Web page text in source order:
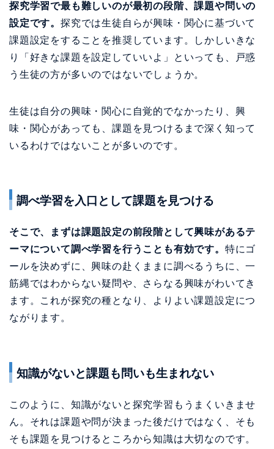
探究学習で最も難しいのが最初の段階、課題や問いの
設定です。 探究では生徒自らが興味・関心に基づいて
課題設定をすることを推奨しています。しかしいきな
り「好きな課題を設定していいよ」といっても、戸惑
う生徒の方が多いのではないでしょうか。
生徒は自分の興味・関心に自覚的でなかったり、興
味・関心があっても、課題を見つけるまで深く知って
いるわけではないことが多いのです。
調べ学習を入口として課題を見つける
そこで、まずは課題設定の前段階として興味があるテ
ーマについて調べ学習を行うことも有効です。 特にゴ
ールを決めずに、興味の赴くままに調べるうちに、一
筋縄ではわからない疑問や、さらなる興味がわいてき
ます。これが探究の種となり、よりよい課題設定につ
ながります。
知識がないと課題も問いも生まれない
このように、知識がないと探究学習もうまくいきませ
ん。それは課題や問が決まった後だけではなく、そも
そも課題を見つけるところから知識は大切なのです。